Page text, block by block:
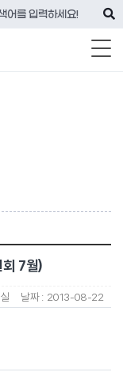
7월)
날짜 : 2013-08-22